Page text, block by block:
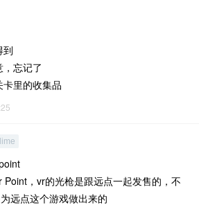
到
忘记了
里的收集品
Point，vr的光枪是跟远点一起发售的，不
远点这个游戏做出来的